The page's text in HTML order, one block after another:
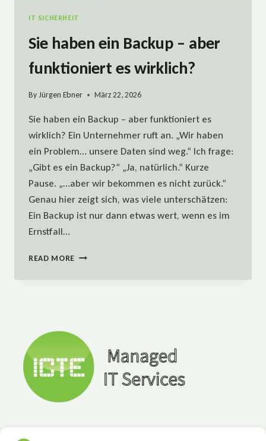
IT SICHERHEIT
Sie haben ein Backup – aber
funktioniert es wirklich?
ByJürgen Ebner März 22, 2026
Sie haben ein Backup – aber funktioniert es
wirklich? Ein Unternehmer ruft an. „Wir haben
ein Problem… unsere Daten sind weg.“ Ich frage:
„Gibt es ein Backup?“ „Ja, natürlich.“ Kurze
Pause. „…aber wir bekommen es nicht zurück.“
Genau hier zeigt sich, was viele unterschätzen:
Ein Backup ist nur dann etwas wert, wenn es im
Ernstfall…
READ MORE SIE
ES
WIRKLICH?